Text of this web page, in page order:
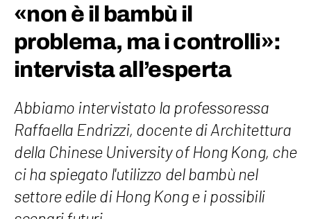
«non è il bambù il
problema, ma i controlli»:
intervista all’esperta
Abbiamo intervistato la professoressa
Raffaella Endrizzi, docente di Architettura
della Chinese University of Hong Kong, che
ci ha spiegato l'utilizzo del bambù nel
settore edile di Hong Kong e i possibili